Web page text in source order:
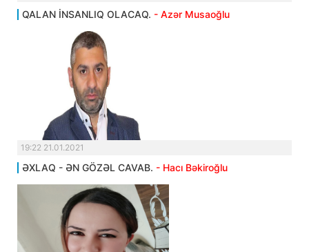
QALAN İNSANLIQ OLACAQ. - Azər Musaoğlu
19:22 21.01.2021
ƏXLAQ - ƏN GÖZƏL CAVAB. - Hacı Bəkiroğlu